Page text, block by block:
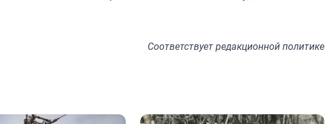
Соответствуетредакционной политике